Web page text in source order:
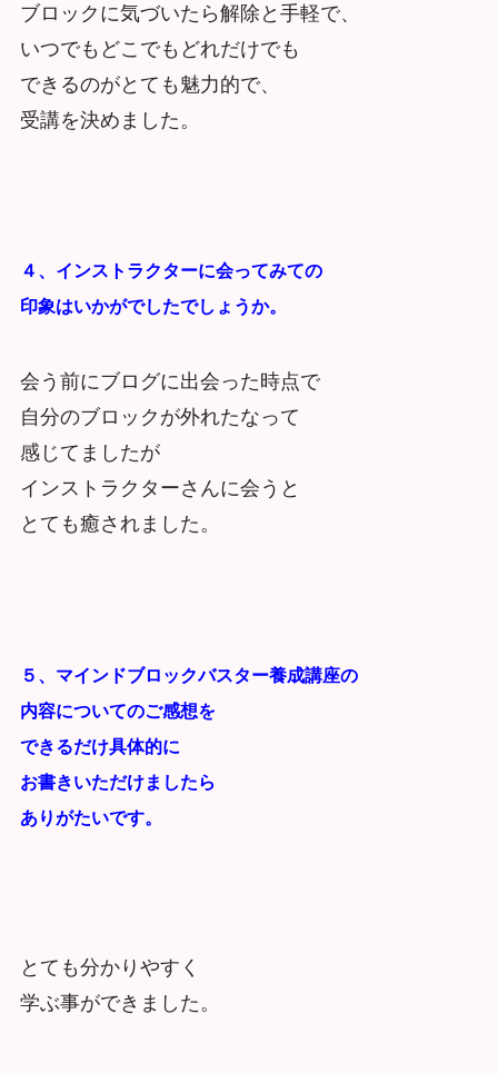
ブロックに気づいたら解除と手軽で、
いつでもどこでもどれだけでも
できるのがとても魅力的で、
受講を決めました。
４、インストラクターに会ってみての
印象はいかがでしたでしょうか。
会う前にブログに出会った時点で
自分のブロックが外れたなって
感じてましたが
インストラクターさんに会うと
とても癒されました。
５、マインドブロックバスター養成講座の
内容についてのご感想を
できるだけ具体的に
お書きいただけましたら
ありがたいです。
とても分かりやすく
学ぶ事ができました。